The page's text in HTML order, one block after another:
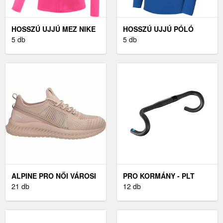
HOSSZÚ UJJÚ MEZ NIKE
W NK DF REF II JSY LS
5 db
HOSSZÚ UJJÚ PÓLÓ
NIKE M NK DF STRK24
5 db
ALPINE PRO NŐI VÁROSI
CIPŐ NŐI VÁROSI CIPŐ,
21 db
PRO KORMÁNY - PLT
COMPACT - FEKETE
12 db